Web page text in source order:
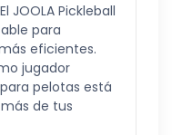
JOOLA Pickleball
para
eficientes.
jugador
pelotas está
de tus